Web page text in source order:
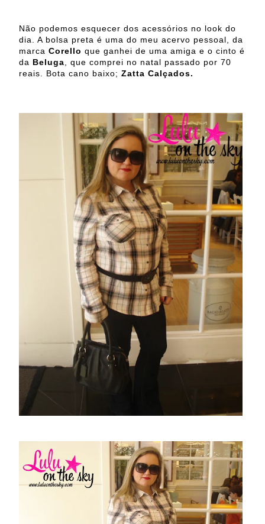
Não podemos esquecer dos acessórios no look do
dia. A bolsa preta é uma do meu acervo pessoal, da
marca Corello que ganhei de uma amiga e o cinto é
da Beluga , que comprei no natal passado por 70
reais. Bota cano baixo; Zatta Calçados.